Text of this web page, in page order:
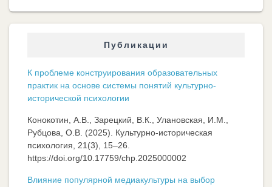
Публикации
К проблеме конструирования образовательных
практик на основе системы понятий культурно-
исторической психологии
Конокотин, А.В., Зарецкий, В.К., Улановская, И.М.,
Рубцова, О.В. (2025). Культурно-историческая
психология, 21(3), 15–26.
https://doi.org/10.17759/chp.2025000002
Влияние популярной медиакультуры на выбор